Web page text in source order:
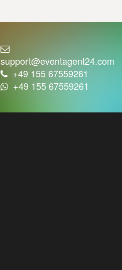
support@eventagent24.com
+49 155 67559261
+49 155 67559261